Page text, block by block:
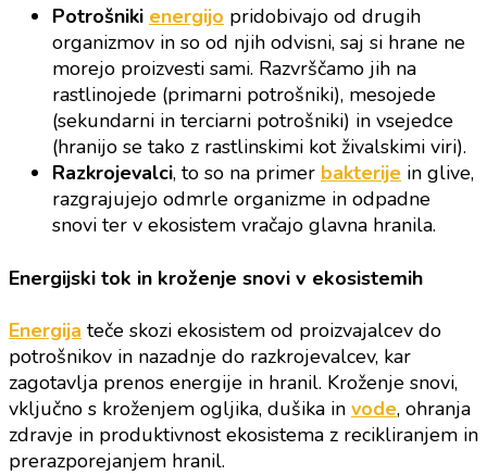
Potrošniki energijo pridobivajo od drugih
organizmov in so od njih odvisni, saj si hrane ne
morejo proizvesti sami. Razvrščamo jih na
rastlinojede (primarni potrošniki), mesojede
(sekundarni in terciarni potrošniki) in vsejedce
(hranijo se tako z rastlinskimi kot živalskimi viri).
Razkrojevalci, to so na primer bakterije in glive,
razgrajujejo odmrle organizme in odpadne
snovi ter v ekosistem vračajo glavna hranila.
Energijski tok in kroženje snovi v ekosistemih
Energija teče skozi ekosistem od proizvajalcev do
potrošnikov in nazadnje do razkrojevalcev, kar
zagotavlja prenos energije in hranil. Kroženje snovi,
vključno s kroženjem ogljika, dušika in vode, ohranja
zdravje in produktivnost ekosistema z recikliranjem in
prerazporejanjem hranil.